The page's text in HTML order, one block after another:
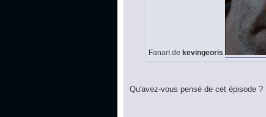
Fanart de kevingeoris
Qu'avez-vous pensé de cet épisode ?